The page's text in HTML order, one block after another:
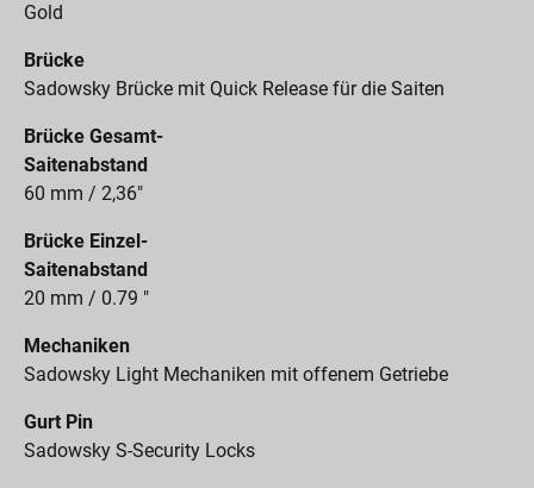
Gold
Brücke
Sadowsky Brücke mit Quick Release für die Saiten
Brücke Gesamt-
Saitenabstand
60 mm / 2,36"
Brücke Einzel-
Saitenabstand
20 mm / 0.79 "
Mechaniken
Sadowsky Light Mechaniken mit offenem Getriebe
Gurt Pin
Sadowsky S-Security Locks